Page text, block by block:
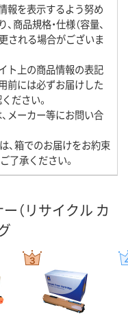
報を表示するよう努め
商品規格・仕様（容量、
される場合がございま
ト上の商品情報の表記
前には必ずお届けした
ださい。
メーカー等にお問い合
、箱でのお届けをお約束
了承ください。
（リサイクル カ